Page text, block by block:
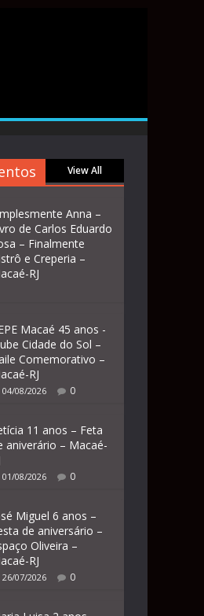
View All
Anna –
de Carlos Eduardo
– Finalmente
e Creperia –
RJ
Macaé 45 anos -
Cidade do Sol –
Comemorativo –
RJ
04/08/2026 0
11 anos – Feta
aniverário – Macaé-
01/08/2026 0
Miguel 6 anos –
de aniversário –
Oliveira –
RJ
26/07/2026 0